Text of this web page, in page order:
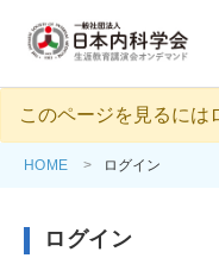
このページを見るには
HOME ログイン
ログイン